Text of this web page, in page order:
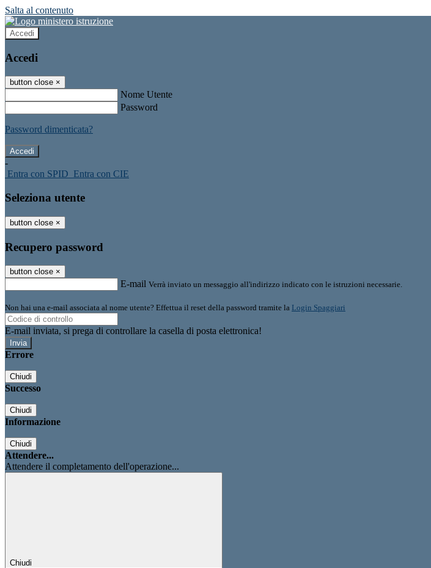
Salta al contenuto
Accedi
Accedi
button close ×
Nome Utente
Password
Password dimenticata?
-
Entra con SPID Entra con CIE
Seleziona utente
button close ×
Recupero password
button close ×
E-mail Verrà inviato un messaggio all'indirizzo indicato con le istruzioni necessarie.
Non hai una e-mail associata al nome utente? Effettua il reset della password tramite la Login Spaggiari
E-mail inviata, si prega di controllare la casella di posta elettronica!
Errore
Chiudi
Successo
Chiudi
Informazione
Chiudi
Attendere...
Attendere il completamento dell'operazione...
Chiudi